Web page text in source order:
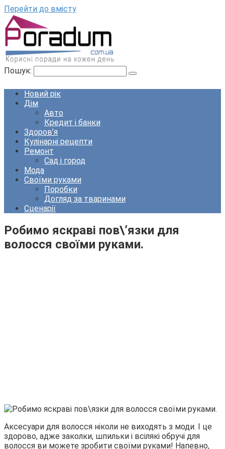
Перейти до вмісту
Пошук:
Новий рік
Дім
Авто
Кредит і банки
Здоров’я
Кулінарні рецепти
Ремонт
Сад і город
Мода
Своїми руками
Поробки
Догляд за тваринами
Сценарії
Робимо яскраві пов\’язки для
волосся своїми руками.
Аксесуари для волосся ніколи не виходять з моди. І це
здорово, адже заколки, шпильки і всілякі обручі для
волосся ви можете зробити своїми руками! Напевно,